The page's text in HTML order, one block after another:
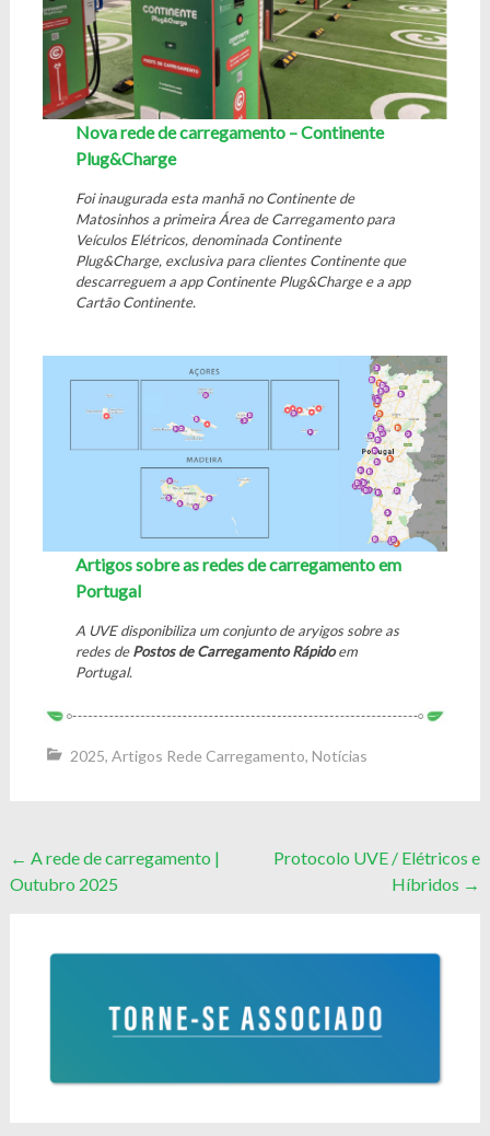
Nova rede de carregamento – Continente
Plug&Charge
Foi inaugurada esta manhã no Continente de
Matosinhos a primeira Área de Carregamento para
Veículos Elétricos, denominada Continente
Plug&Charge, exclusiva para clientes Continente que
descarreguem a app Continente Plug&Charge e a app
Cartão Continente.
Artigos sobre as redes de carregamento em
Portugal
A UVE disponibiliza um conjunto de aryigos sobre as
redes dePostos deCarregamento Rápido em
Portugal.
2025, Artigos Rede Carregamento, Notícias
Post
navigation
← A rede de carregamento |
Outubro 2025
Protocolo UVE / Elétricos e
Híbridos →